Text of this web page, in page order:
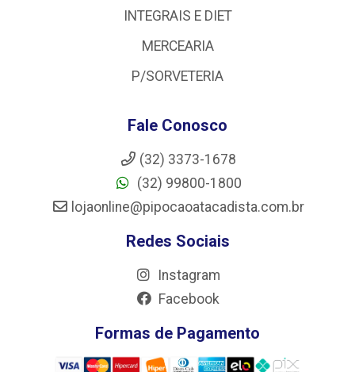
INTEGRAIS E DIET
MERCEARIA
P/SORVETERIA
Fale Conosco
(32) 3373-1678
(32) 99800-1800
lojaonline@pipocaoatacadista.com.br
Redes Sociais
Instagram
Facebook
Formas de Pagamento